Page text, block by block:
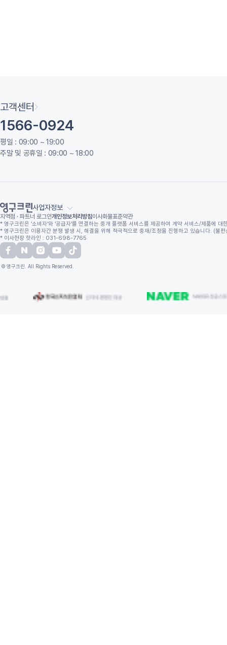
고객센터
1566-0924
평일 : 09:00 ~ 19:00
주말 및 공휴일 : 09:00 ~ 18:00
사업자정보
지역점 · 파트너 로그인개인정보처리방침이사화물표준약관
* 영구크린은 ‘소비자’와 ‘공급자’를 연결하는 중개 플랫폼 서비스를 제공하여 계약 서비스/제품에
* 영구크린은 이용자간 분쟁 발생 시, 해결을 위해 적극적으로 중재/조정을 진행하고 있습니다. (
* 이사현장 핫라인 : 031-698-7765
© 영구크린. All Rights Reserved.